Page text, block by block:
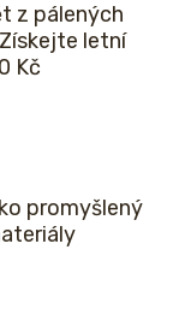
z pálených
letní
Kč
promyšlený